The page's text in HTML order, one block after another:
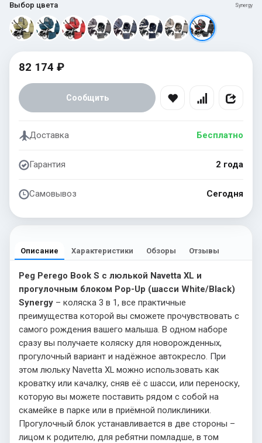
Выбор цвета Synergy
82 174 ₽
Сообщить
Доставка Бесплатно
Гарантия 2 года
Самовывоз Сегодня
Описание Характеристики Обзоры Отзывы
Peg Perego Book S c люлькой Navetta XL и
прогулочным блоком Pop-Up (шасси White/Black)
Synergy – коляска 3 в 1, все практичные
преимущества которой вы сможете прочувствовать с
самого рождения вашего малыша. В одном наборе
сразу вы получаете коляску для новорожденных,
прогулочный вариант и надёжное автокресло. При
этом люльку Navetta XL можно использовать как
кроватку или качалку, сняв её с шасси, или переноску,
которую вы можете поставить рядом с собой на
скамейке в парке или в приёмной поликлиники.
Прогулочный блок устанавливается в две стороны –
лицом к родителю, для ребятни помладше, в том